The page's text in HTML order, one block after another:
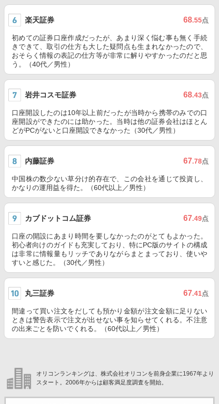
楽天証券 68.55点
初めての証券口座作成だったが、あまり深く悩む事も無く手続
きできて、取引の仕方も大した疑問点も生まれなかったので、
おそらく情報の表記の仕方等が非常に解りやすかったのだと思
う。（40代／男性）
岩井コスモ証券 68.43点
口座開設したのは10年以上前だったが当時から携帯のみでの口
座開設ができたのには助かった。当時は他の証券会社はほとん
どがPCがないと口座開設できなかった（30代／男性）
内藤証券 67.78点
中国株の数少ない草分け的存在で、この会社を通じて投資し、
かなりの運用益を得た。（60代以上／男性）
カブドットコム証券 67.49点
口座の開設にあまり時間を要しなかったのがとてもよかった。
初心者向けのガイドも充実しており、特にPC版のサイトの構成
は非常に情報量もリッチでありながらまとまっており、使いや
すいと感じた。（30代／男性）
丸三証券 67.41点
間違って買い注文をだしても預かり金額が注文金額に足りない
ときは警告表示で注文が出せない事を知らせてくれる。不注意
の出来ごとを防いでくれる。（60代以上／男性）
オリコンランキングは、株式会社オリコンを前身企業に1967年より
スタート。2006年からは顧客満足度調査を開始。